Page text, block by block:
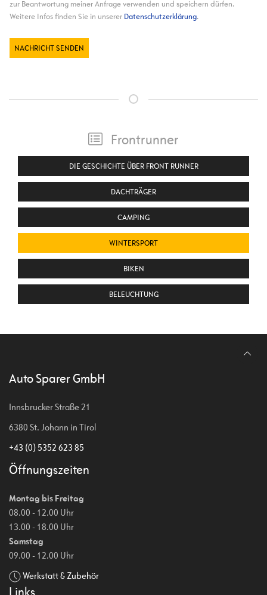
Frontrunner
DIE GESCHICHTE ÜBER FRONT RUNNER
DACHTRÄGER
CAMPING
WINTERSPORT
BIKEN
BELEUCHTUNG
Auto Sparer GmbH
Innsbrucker Straße 21
6380 St. Johann in Tirol
+43 (0) 5352 623 85
Öffnungszeiten
Montag bis Freitag
08.00 - 12.00 Uhr
13.00 - 18.00 Uhr
Samstag
09.00 - 12.00 Uhr
Werkstatt & Zubehör
Links